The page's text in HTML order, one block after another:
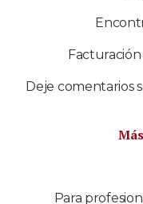
Deje comentarios
Para